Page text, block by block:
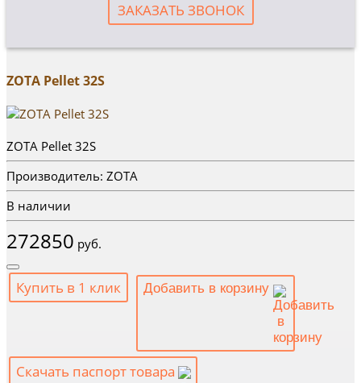
ЗАКАЗАТЬ ЗВОНОК
ZOTA Pellet 32S
ZOTA Pellet 32S
Производитель: ZOTA
В наличии
272850 руб.
Купить в 1 клик Добавить в корзину
Скачать паспорт товара